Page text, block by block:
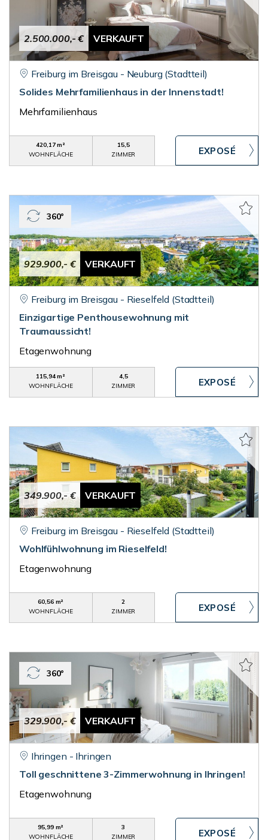
2.500.000,- € VERKAUFT
Freiburg im Breisgau - Neuburg (Stadtteil)
Solides Mehrfamilienhaus in der Innenstadt!
Mehrfamilienhaus
420,17 m²
WOHNFLÄCHE
15,5
ZIMMER
929.900,- € VERKAUFT
360°
Freiburg im Breisgau - Rieselfeld (Stadtteil)
Einzigartige Penthousewohnung mit
Traumaussicht!
Etagenwohnung
115,94 m²
WOHNFLÄCHE
4,5
ZIMMER
349.900,- € VERKAUFT
Freiburg im Breisgau - Rieselfeld (Stadtteil)
Wohlfühlwohnung im Rieselfeld!
Etagenwohnung
60,56 m²
WOHNFLÄCHE
2
ZIMMER
329.900,- € VERKAUFT
360°
Ihringen - Ihringen
Toll geschnittene 3-Zimmerwohnung in Ihringen!
Etagenwohnung
95,99 m²
WOHNFLÄCHE
3
ZIMMER